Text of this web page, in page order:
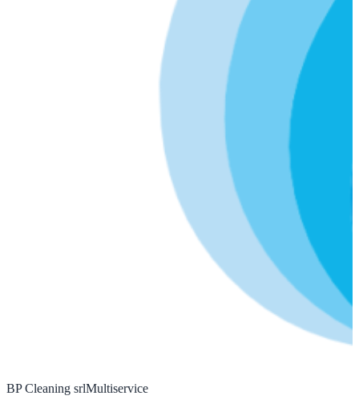
BP Cleaning srlMultiservice